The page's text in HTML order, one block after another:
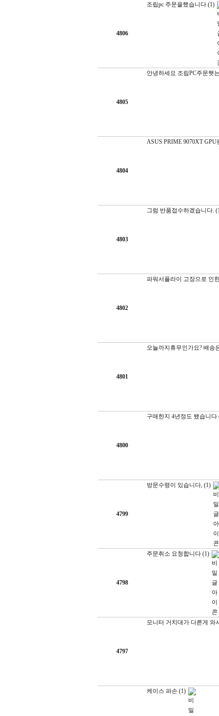
4806
조립pc 주문을했습니다 (1)
4805
안녕하세요 조립PC주문햇
4804
ASUS PRIME 9070XT
4803
그럼 반품접수하겠습니다.
4802
파워서플라이 고장으로 인
4801
오늘까지휴무인가요? 배송
4800
구매한지 4년정도 됐습니다
4799
방문수령이 있습니다, (1)
4798
주문취소 요청합니다 (1)
4797
모니터 거치대가 다른게 와
케이스 파손 (1)